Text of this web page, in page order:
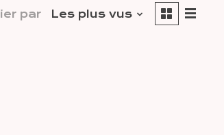
par Les plus vus